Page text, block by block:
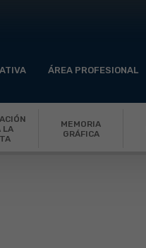
ÁREA PROFESIONAL
LA
MEMORIA
GRÁFICA